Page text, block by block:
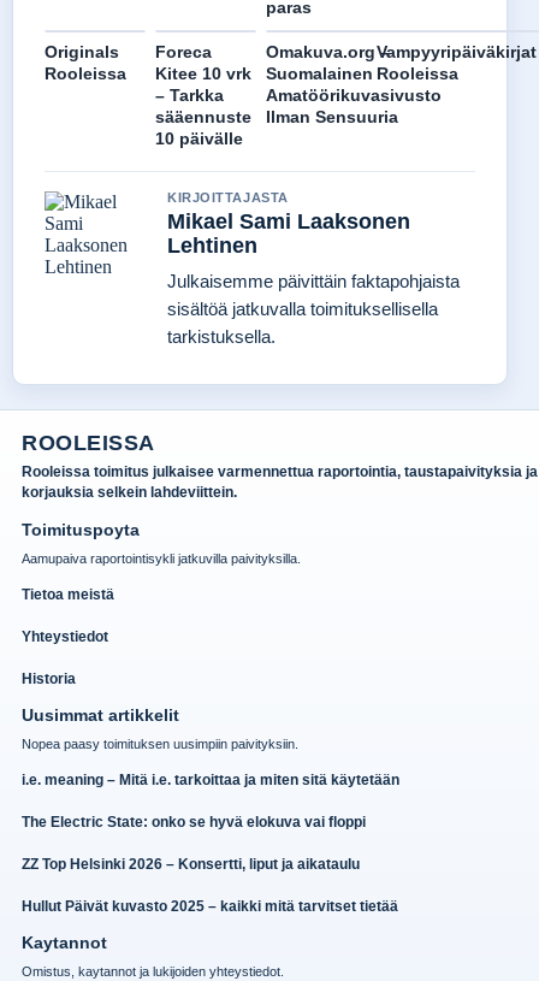
paras
Originals
Rooleissa
Foreca
Kitee 10 vrk
– Tarkka
sääennuste
10 päivälle
Omakuva.org –
Suomalainen
Amatöörikuvasivusto
Ilman Sensuuria
Vampyyripäiväkirjat
Rooleissa
KIRJOITTAJASTA
Mikael Sami Laaksonen
Lehtinen
Julkaisemme päivittäin faktapohjaista
sisältöä jatkuvalla toimituksellisella
tarkistuksella.
ROOLEISSA
Rooleissa toimitus julkaisee varmennettua raportointia, taustapaivityksia ja
korjauksia selkein lahdeviittein.
Toimituspoyta
Aamupaiva raportointisykli jatkuvilla paivityksilla.
Tietoa meistä
Yhteystiedot
Historia
Uusimmat artikkelit
Nopea paasy toimituksen uusimpiin paivityksiin.
i.e. meaning – Mitä i.e. tarkoittaa ja miten sitä käytetään
The Electric State: onko se hyvä elokuva vai floppi
ZZ Top Helsinki 2026 – Konsertti, liput ja aikataulu
Hullut Päivät kuvasto 2025 – kaikki mitä tarvitset tietää
Kaytannot
Omistus, kaytannot ja lukijoiden yhteystiedot.